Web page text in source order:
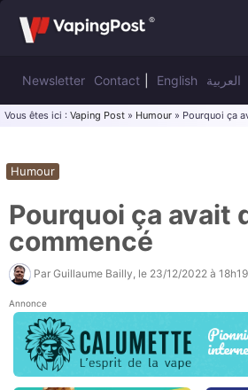
Newsletter Contact English العربية
Vous êtes ici : Vaping Post » Humour » Pourquoi ça
Humour
Pourquoi ça avait
commencé
Par Guillaume Bailly , le 23/12/2022 à 18h19
Annonce